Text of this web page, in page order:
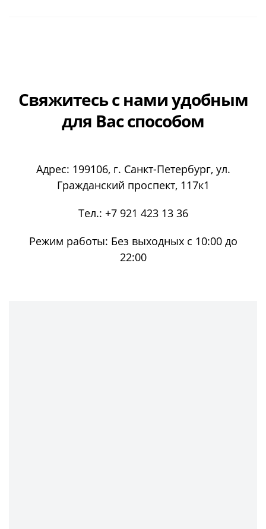
Свяжитесь с намиудобным
для Вас способом
Адрес: 199106, г. Санкт-Петербург, ул.
Гражданский проспект, 117к1
Тел.: +7 921 423 13 36
Режим работы: Без выходных с 10:00 до
22:00